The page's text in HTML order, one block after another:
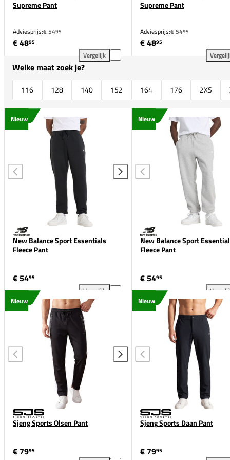
Supreme Pant
Adviesprijs:€ 5495
€ 4895
Vergelijk
The Indian Maharadja Soft Supreme Pant
Supreme Pant
Adviesprijs:€ 5495
€ 4895
Welke maat zoek je?
116 128 140 152 164 176 2XS
Nieuw
New Balance Sport Essentials
Fleece Pant
€ 5495
Vergelijk
New Balance Sport Essentials Fleece Pant
Nieuw
New Balance Sport
Fleece Pant
€ 5495
Nieuw
Sjeng Sports Olsen Pant
€ 7995
Nieuw
Sjeng Sports Daan Pant
€ 7995